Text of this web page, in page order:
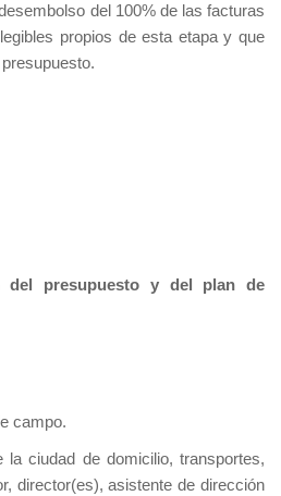
del 100% de las facturas
propios de esta etapa y que
del presupuesto y del plan de
campo.
la ciudad de domicilio, transportes,
director(es), asistente de dirección